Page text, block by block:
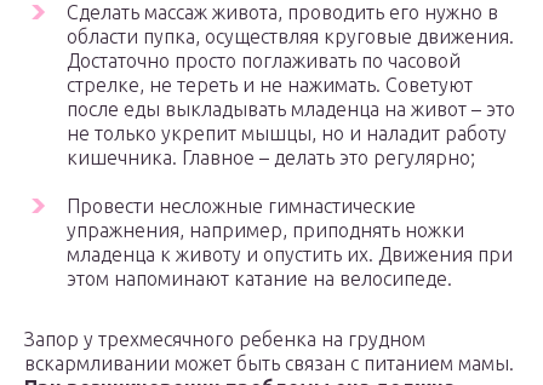
Сделать массаж живота, проводить его нужно в
области пупка, осуществляя круговые движения.
Достаточно просто поглаживать по часовой
стрелке, не тереть и не нажимать. Советуют
после еды выкладывать младенца на живот – это
не только укрепит мышцы, но и наладит работу
кишечника. Главное – делать это регулярно;
Провести несложные гимнастические
упражнения, например, приподнять ножки
младенца к животу и опустить их. Движения при
этом напоминают катание на велосипеде.
Запор у трехмесячного ребенка на грудном
вскармливании может быть связан с питанием мамы.